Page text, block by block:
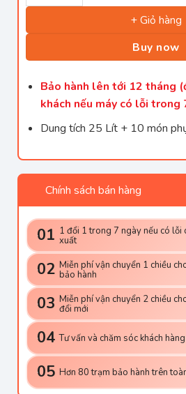
+ Giỏ hàng
Buy now
Bảo hành lên tới 12 tháng
khách nếu máy có lỗi trong
Dung tích 25 Lít + 10 món
Chính sách bán hàng
01 1 đổi 1 trong 7 ngày nếu có lỗi
xuất
02 Miễn phí vận chuyển 1 chiều
bảo hành
03 Miễn phí vận chuyển 2 chiều
đổi mới
04 Tư vấn và chăm sóc khách
05 Hơn 80 trạm bảo hành trên